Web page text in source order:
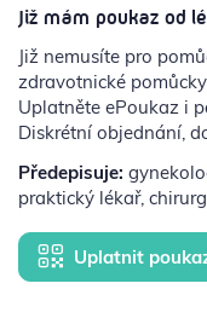
Již mám poukaz od
Již nemusíte pro
zdravotnické
Uplatněte ePoukaz i
Diskrétní objednání,
Předepisuje:
praktický lékař,
Uplatnit